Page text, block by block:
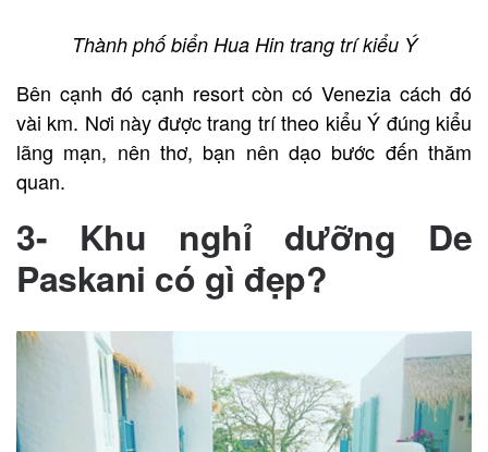
Thành phố biển Hua Hin trang trí kiểu Ý
Bên cạnh đó cạnh resort còn có Venezia cách đó
vài km. Nơi này được trang trí theo kiểu Ý đúng kiểu
lãng mạn, nên thơ, bạn nên dạo bước đến thăm
quan.
3- Khu nghỉ dưỡng De
Paskani có gì đẹp?